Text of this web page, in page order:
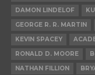
DAMON LINDELOF
GEORGE R. R. MARTIN
KEVIN SPACEY
RONALD D. MOORE
NATHAN FILLION